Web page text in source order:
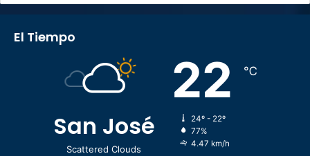
El Tiempo
San José
Scattered Clouds
22 ℃
24º - 22º
77%
4.47 km/h